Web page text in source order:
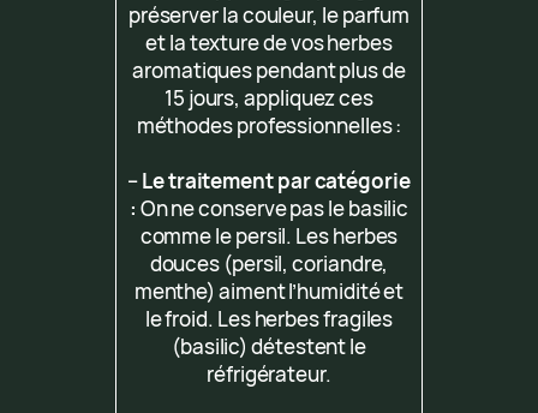
préserver la couleur, le parfum
et la texture de vos herbes
aromatiques pendant plus de
15 jours, appliquez ces
méthodes professionnelles :
–Le traitement par catégorie
: On ne conserve pas le basilic
comme le persil. Les herbes
douces (persil, coriandre,
menthe) aiment l’humidité et
le froid. Les herbes fragiles
(basilic) détestent le
réfrigérateur.